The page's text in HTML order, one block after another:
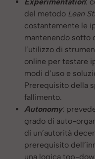
del metodo Lean
costantemente le
mantenendo sotto
l’utilizzo di
online per testare
modi d’uso e
Prerequisito della
fallimento.
Autonomy:
grado di auto-
di un’autorità
prerequisito
una logica top-